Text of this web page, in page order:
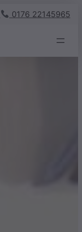
0176 22145965